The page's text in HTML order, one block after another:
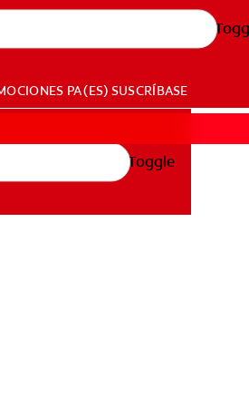
PA (ES) SUSCRÍBASE
Toggle